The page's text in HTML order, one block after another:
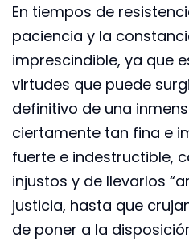
En tiempos de
paciencia y la
imprescindible, ya que
virtudes que puede
definitivo de una
ciertamente tan fina e
fuerte e indestructible,
injustos y de llevarlos
justicia, hasta que
de poner a la